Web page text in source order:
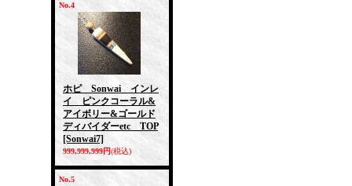
No.4
ホピ Sonwai インレ
イ ピンクコーラル&
アイボリー&ゴールド
ディバイダーetc TOP
[Sonwai7]
999,999,999円(税込)
No.5